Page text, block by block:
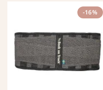
-16%